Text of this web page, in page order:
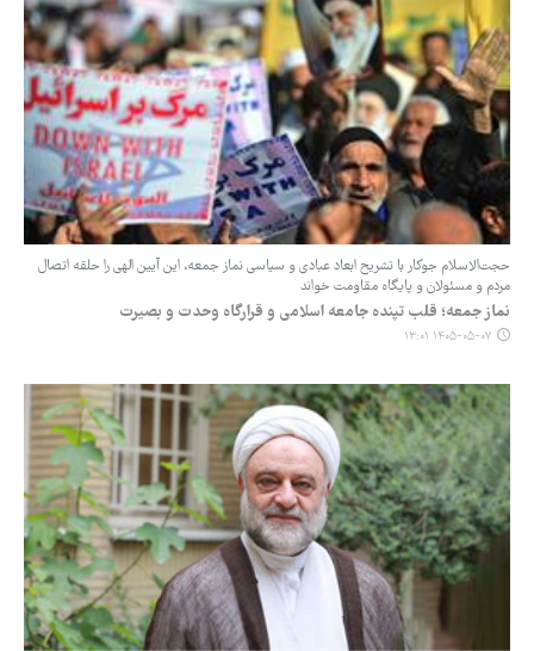
حجت‌الاسلام جوکار با تشریح ابعاد عبادی و سیاسی نماز جمعه، این آیین الهی را حلقه اتصال
مردم و مسئولان و پایگاه مقاومت خواند
نماز جمعه؛ قلب تپنده جامعه اسلامی و قرارگاه وحدت و بصیرت
۱۴۰۵-۰۵-۰۷ ۱۳:۰۱